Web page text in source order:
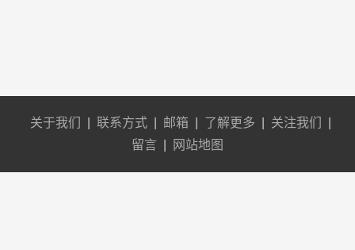
关于我们 联系方式 邮箱 了解更多 关注我们
留言
网站地图